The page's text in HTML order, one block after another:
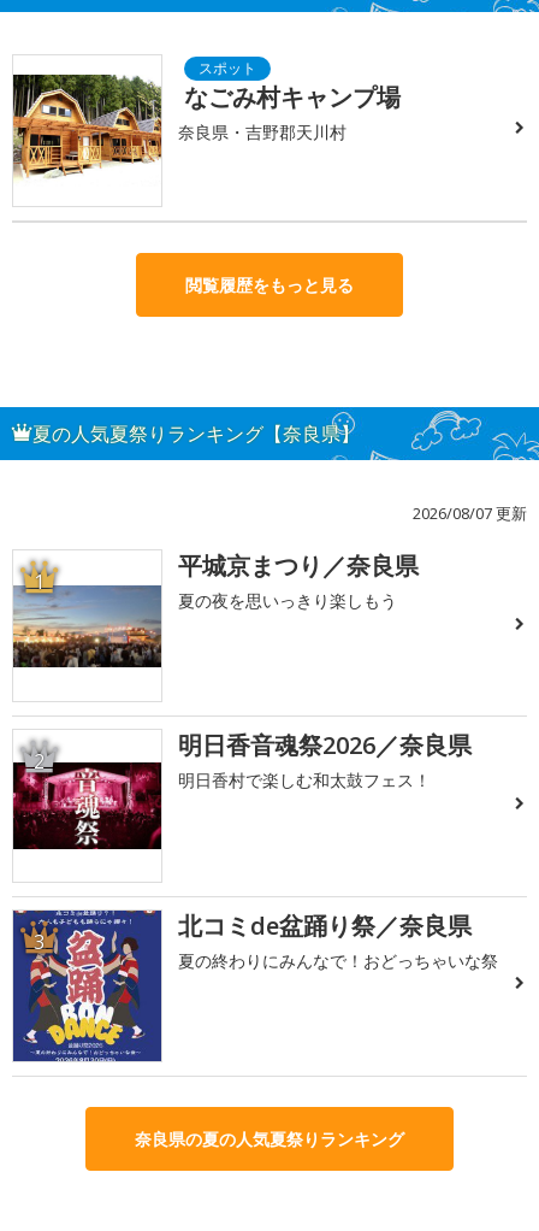
なごみ村キャンプ場
奈良県・吉野郡天川村
閲覧履歴をもっと見る
夏の人気夏祭りランキング【奈良県】
2026/08/07 更新
1 平城京まつり／奈良県
夏の夜を思いっきり楽しもう
2 明日香音魂祭2026／奈良県
明日香村で楽しむ和太鼓フェス！
3 北コミde盆踊り祭／奈良県
夏の終わりにみんなで！おどっちゃいな祭
奈良県の夏の人気夏祭りランキング